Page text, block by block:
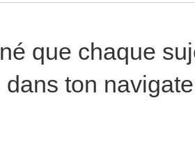
que chaque
ton